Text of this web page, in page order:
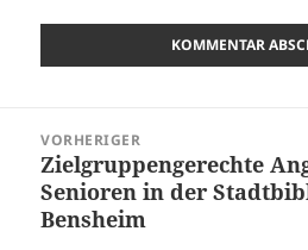
VORHERIGER
Vorheriger
Beitrag:
Zielgruppengerechte
Senioren in der
Bensheim